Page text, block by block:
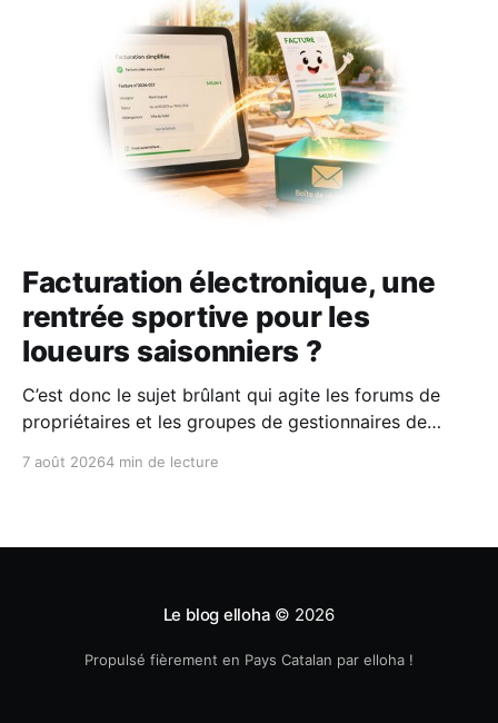
Facturation électronique, une
rentrée sportive pour les
loueurs saisonniers ?
C’est donc le sujet brûlant qui agite les forums de
propriétaires et les groupes de gestionnaires de
obligatoire débarque le 1er septembre 2026 et les
DGFIP, à quelques semaines du
7 août 20264 min de lecture
Le blog elloha © 2026
Propulsé fièrement en Pays Catalan par elloha !